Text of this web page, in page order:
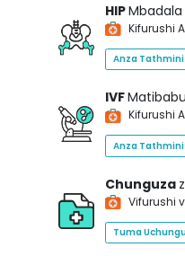
HIPMbadala
Kifurushi
Anza Tathmini
IVFMatibabu
Kifurushi
Anza Tathmini
Chunguza
Vifurushi
Tuma